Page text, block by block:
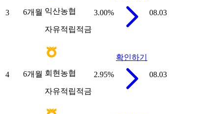
3 6개월 익산농협
자유적립적금
3.00% 08.03
4 6개월 회현농협
자유적립적금
2.95%
확인하기
08.03